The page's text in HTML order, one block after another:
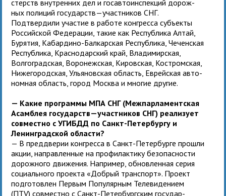
стерств внут­рен­них дел и гос­ав­то­ин­спек­ций дорож­
ных поли­ций госу­дарств—участ­ни­ков СНГ.
Подтвердили уча­стие в работе кон­гресса субъ­екты
Российской Федерации, такие как Республика Алтай,
Бурятия, Кабардино-Балкарская Республика, Чеченская
Республика, Краснодарский край, Владимирская,
Волгоградская, Воронежская, Кировская, Костромская,
Нижегородская, Ульяновская область, Еврейская авто­
ном­ная область, город Москва и мно­гие другие.
— Какие про­граммы МПА СНГ (Межпарламентская
Асамблея государств—участников СНГ) реа­ли­зует
сов­местно с УГИБДД по Санкт-Петербургу и
Ленинградской области?
— В пред­две­рии конгресса в Санкт-Петербурге про­шли
акции, направ­лен­ные на про­фи­лак­тику без­опас­но­сти
дорож­ного движения. Например, обнов­лен­ная серия
соци­аль­ного про­екта «Добрый транспорт». Проект
под­го­тов­лен Первым Популярным Телевидением
(ПТV) сов­местно с Санкт-Петербургским государ­